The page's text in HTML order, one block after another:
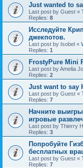
Just wanted to
Last post by Guest «
Replies: 8
Исследуйте
джекпотов.
Last post by Isobel «
Replies: 1
FrostyPure Mini
Last post byAmelia
Replies: 2
Just want to say
Last post by Guest «
Replies: 7
Начните
игровые
Last post by Thierry
Replies: 3
Попробуйте
бесплатных
Last post by Guest «
Replies: 7